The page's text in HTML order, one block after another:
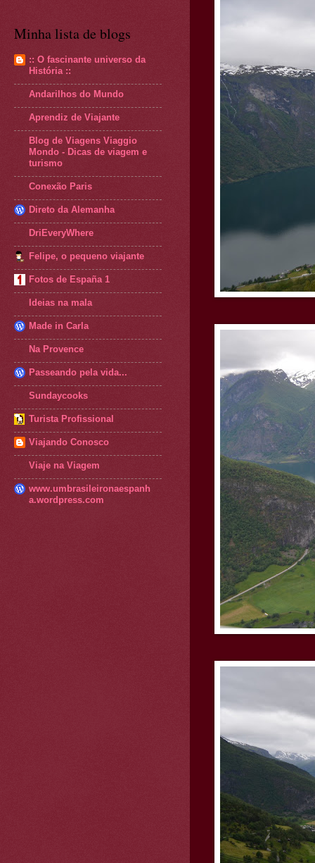
Minha lista de blogs
:: O fascinante universo da
História ::
Andarilhos do Mundo
Aprendiz de Viajante
Blog de Viagens Viaggio
Mondo - Dicas de viagem e
turismo
Conexão Paris
Direto da Alemanha
DriEveryWhere
Felipe, o pequeno viajante
Fotos de España 1
Ideias na mala
Made in Carla
Na Provence
Passeando pela vida...
Sundaycooks
Turista Profissional
Viajando Conosco
Viaje na Viagem
www.umbrasileironaespanh
a.wordpress.com